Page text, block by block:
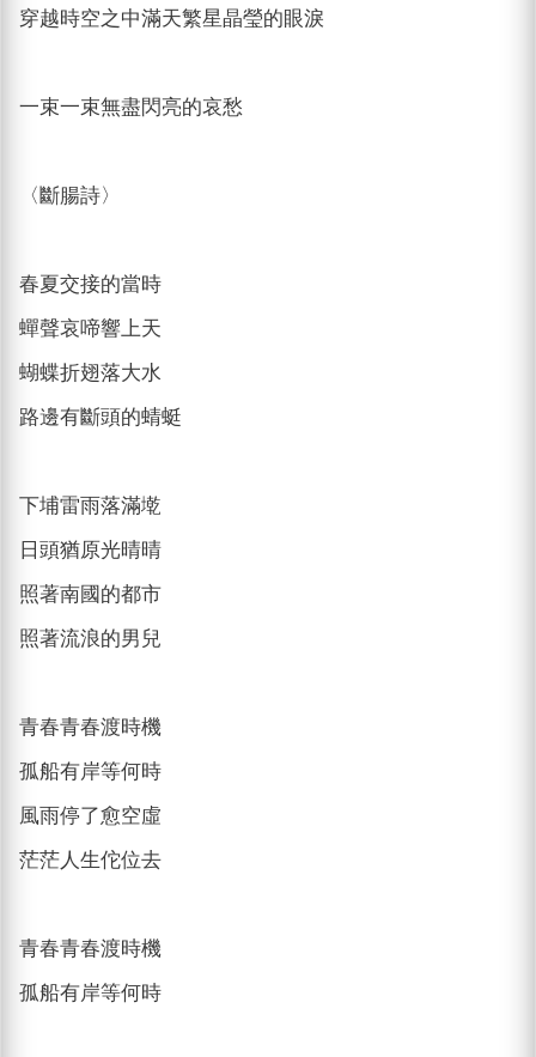
穿越時空之中滿天繁星晶瑩的眼淚
一束一束無盡閃亮的哀愁
〈斷腸詩〉
春夏交接的當時
蟬聲哀啼響上天
蝴蝶折翅落大水
路邊有斷頭的蜻蜓
下埔雷雨落滿墘
日頭猶原光晴晴
照著南國的都市
照著流浪的男兒
青春青春渡時機
孤船有岸等何時
風雨停了愈空虛
茫茫人生佗位去
青春青春渡時機
孤船有岸等何時